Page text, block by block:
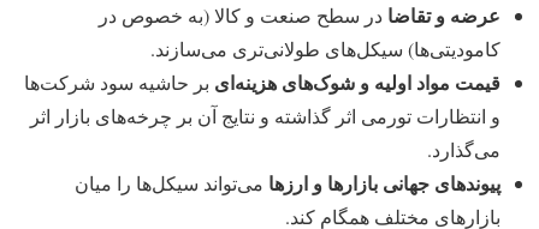
عرضه و تقاضا در سطح صنعت و کالا (به‌ خصوص در
کامودیتی‌ها) سیکل‌های طولانی‌تری می‌سازند.
قیمت مواد اولیه و شوک‌های هزینه‌ای بر حاشیه سود شرکت‌ها
و انتظارات تورمی اثر گذاشته و نتایج آن بر چرخه‌های بازار اثر
می‌گذارد.
پیوندهای جهانی بازارها و ارزها می‌تواند سیکل‌ها را میان
بازارهای مختلف همگام کند.